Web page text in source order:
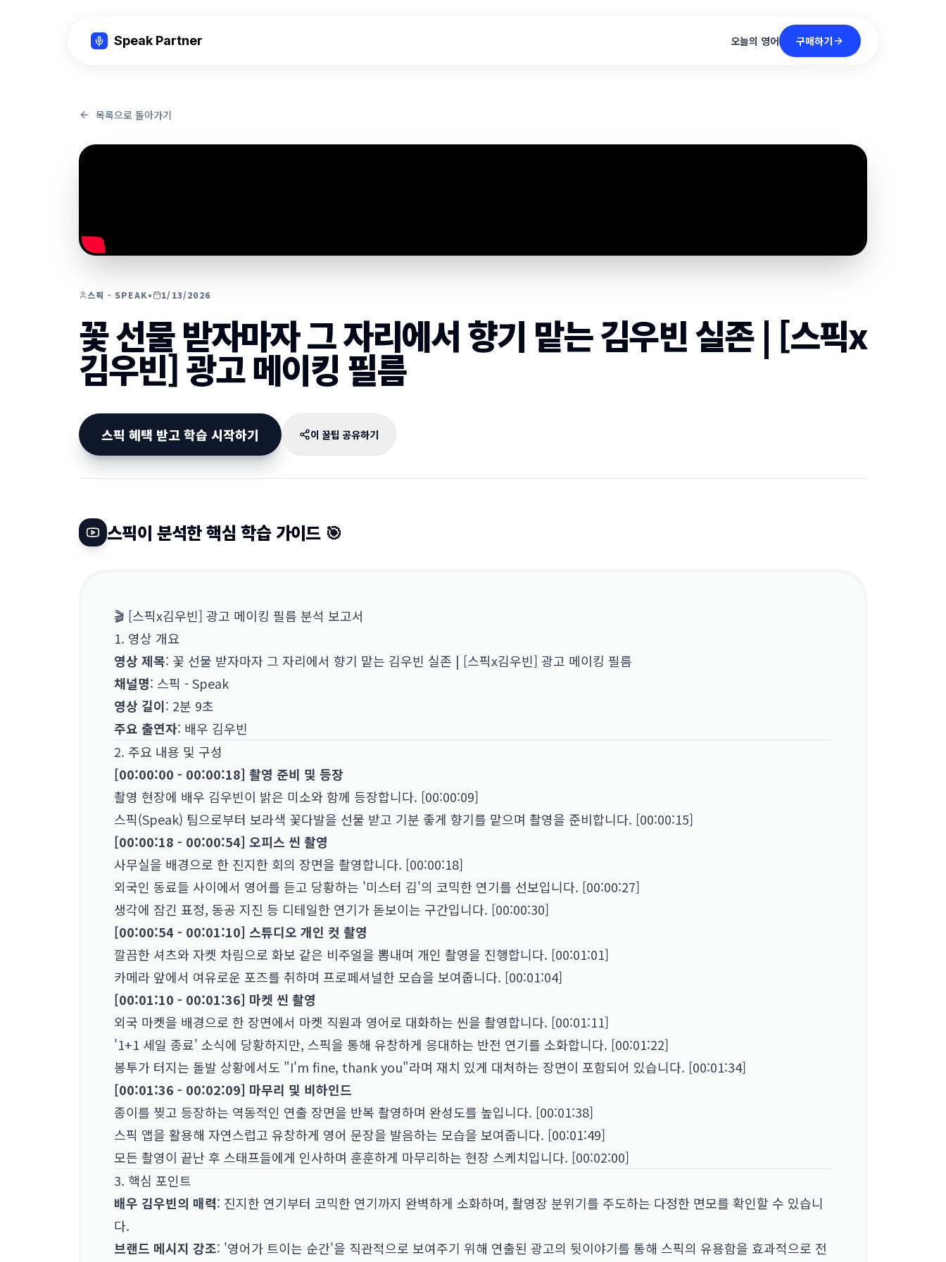
Speak Partner 오늘의 영어 구매하기
목록으로 돌아가기
스픽 - SPEAK• 1/13/2026
꽃 선물 받자마자 그 자리에서 향기 맡는 김우빈 실존 | [스픽x
김우빈] 광고 메이킹 필름
스픽 혜택 받고 학습 시작하기 이 꿀팁 공유하기
스픽이 분석한 핵심 학습 가이드 🎯
🎬 [스픽x김우빈] 광고 메이킹 필름 분석 보고서
1. 영상 개요
영상 제목: 꽃 선물 받자마자 그 자리에서 향기 맡는 김우빈 실존 | [스픽x김우빈] 광고 메이킹 필름
채널명: 스픽 - Speak
영상 길이: 2분 9초
주요 출연자: 배우 김우빈
2. 주요 내용 및 구성
[00:00:00 - 00:00:18] 촬영 준비 및 등장
촬영 현장에 배우 김우빈이 밝은 미소와 함께 등장합니다. [00:00:09]
스픽(Speak) 팀으로부터 보라색 꽃다발을 선물 받고 기분 좋게 향기를 맡으며 촬영을 준비합니다. [00:00:15]
[00:00:18 - 00:00:54] 오피스 씬 촬영
사무실을 배경으로 한 진지한 회의 장면을 촬영합니다. [00:00:18]
외국인 동료들 사이에서 영어를 듣고 당황하는 '미스터 김'의 코믹한 연기를 선보입니다. [00:00:27]
생각에 잠긴 표정, 동공 지진 등 디테일한 연기가 돋보이는 구간입니다. [00:00:30]
[00:00:54 - 00:01:10] 스튜디오 개인 컷 촬영
깔끔한 셔츠와 자켓 차림으로 화보 같은 비주얼을 뽐내며 개인 촬영을 진행합니다. [00:01:01]
카메라 앞에서 여유로운 포즈를 취하며 프로페셔널한 모습을 보여줍니다. [00:01:04]
[00:01:10 - 00:01:36] 마켓 씬 촬영
외국 마켓을 배경으로 한 장면에서 마켓 직원과 영어로 대화하는 씬을 촬영합니다. [00:01:11]
'1+1 세일 종료' 소식에 당황하지만, 스픽을 통해 유창하게 응대하는 반전 연기를 소화합니다. [00:01:22]
봉투가 터지는 돌발 상황에서도 "I'm fine, thank you"라며 재치 있게 대처하는 장면이 포함되어 있습니다. [00:01:34]
[00:01:36 - 00:02:09] 마무리 및 비하인드
종이를 찢고 등장하는 역동적인 연출 장면을 반복 촬영하며 완성도를 높입니다. [00:01:38]
스픽 앱을 활용해 자연스럽고 유창하게 영어 문장을 발음하는 모습을 보여줍니다. [00:01:49]
모든 촬영이 끝난 후 스태프들에게 인사하며 훈훈하게 마무리하는 현장 스케치입니다. [00:02:00]
3. 핵심 포인트
배우 김우빈의 매력: 진지한 연기부터 코믹한 연기까지 완벽하게 소화하며, 촬영장 분위기를 주도하는 다정한 면모를 확인할 수 있습니
다.
브랜드 메시지 강조: '영어가 트이는 순간'을 직관적으로 보여주기 위해 연출된 광고의 뒷이야기를 통해 스픽의 유용함을 효과적으로 전